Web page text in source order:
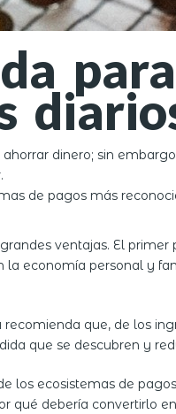
dinero; sin
de pagos más
ventajas. El
economía personal y
que, de los
que se descubren y
los ecosistemas de
qué debería convertirlo